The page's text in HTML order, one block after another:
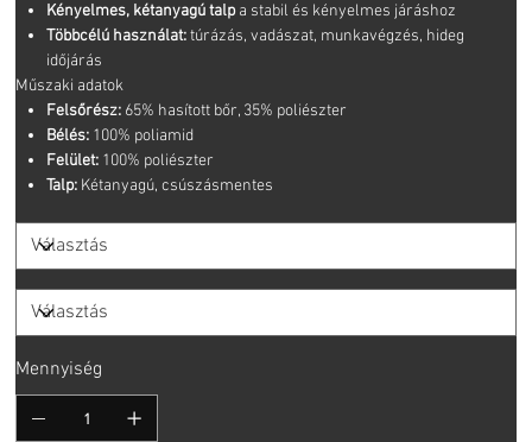
Kényelmes, kétanyagú talpa stabil és kényelmes járáshoz
Többcélú használat:túrázás, vadászat, munkavégzés, hideg
időjárás
Műszaki adatok
Felsőrész:65% hasított bőr, 35% poliészter
Bélés:100% poliamid
Felület:100% poliészter
Talp:Kétanyagú, csúszásmentes
Mennyiség